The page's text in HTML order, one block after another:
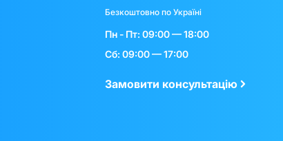
Безкоштовно по Україні
Пн - Пт: 09:00 — 18:00
Сб: 09:00 — 17:00
Замовити консультацію